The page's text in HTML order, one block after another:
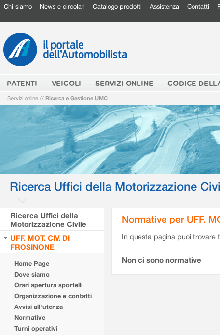
Chi siamo News e circolari Catalogo prodotti Assistenza Contatti
PATENTI VEICOLI SERVIZI ONLINE CODICE
Servizi online // Ricerca e Gestione UMC
Ricerca Uffici della Motorizzazione
Ricerca Uffici della
Motorizzazione Civile
UFF. MOT. CIV. DI
FROSINONE
Home Page
Dove siamo
Orari apertura sportelli
Organizzazione e contatti
Avvisi all'utenza
Normative
Turni operativi
Normative per UFF.
In questa pagina puoi
Non ci sono normative